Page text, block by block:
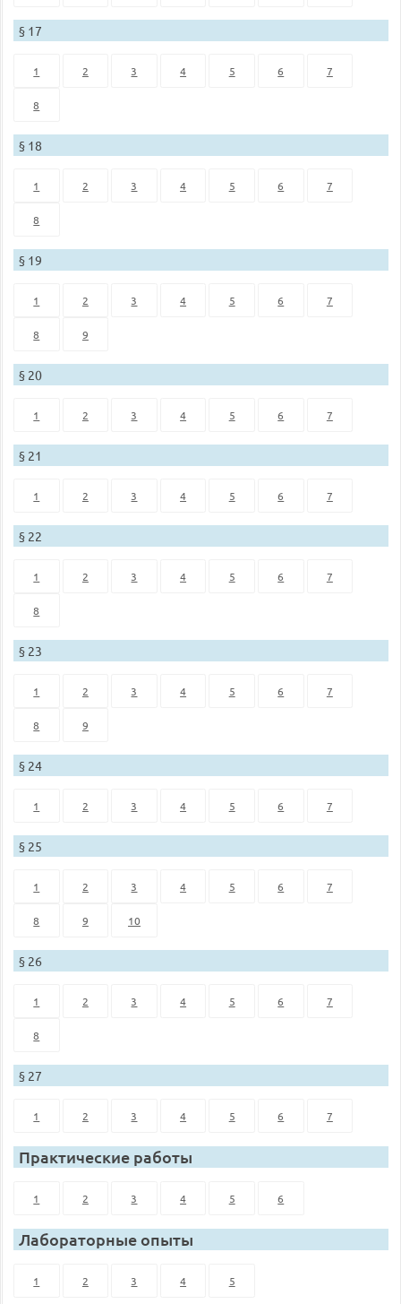
§ 17
1 2 3 4 5 6 7
8
§ 18
1 2 3 4 5 6 7
8
§ 19
1 2 3 4 5 6 7
8 9
§ 20
1 2 3 4 5 6 7
§ 21
1 2 3 4 5 6 7
§ 22
1 2 3 4 5 6 7
8
§ 23
1 2 3 4 5 6 7
8 9
§ 24
1 2 3 4 5 6 7
§ 25
1 2 3 4 5 6 7
8 9 10
§ 26
1 2 3 4 5 6 7
8
§ 27
1 2 3 4 5 6 7
Практические работы
1 2 3 4 5 6
Лабораторные опыты
1 2 3 4 5